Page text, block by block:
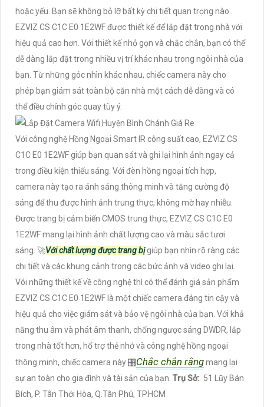
hoặc yếu. Bạn sẽ không bỏ lỡ bất kỳ chi tiết quan trọng nào.
EZVIZ CS C1C E0 1E2WF được thiết kế để lắp đặt trong nhà với
hiệu quả cao hơn. Với thiết kế nhỏ gọn và chắc chắn, bạn có thể
dễ dàng lắp đặt trong nhiều vị trí khác nhau trong ngôi nhà của
bạn. Từ những góc nhìn khác nhau, chiếc camera này cho
phép bạn giám sát toàn bộ căn nhà một cách dễ dàng và có
thể điều chỉnh góc quay tùy ý.
Với công nghệ Hồng Ngoại Smart IR công suất cao, EZVIZ CS
C1C E0 1E2WF giúp bạn quan sát và ghi lại hình ảnh ngay cả
trong điều kiện thiếu sáng. Với đèn hồng ngoại tích hợp,
camera này tạo ra ánh sáng thông minh và tăng cường độ
sáng để thu được hình ảnh trung thực, không mờ hay nhiễu.
Được trang bị cảm biến CMOS trung thực, EZVIZ CS C1C E0
1E2WF mang lại hình ảnh chất lượng cao và màu sắc tươi
sáng. 🚀Với chất lượng được trang bịgiúp bạn nhìn rõ ràng các
chi tiết và các khung cảnh trong các bức ảnh và video ghi lại.
Vói những thiết kế về công nghệ thì có thể đánh giá sản phẩm
EZVIZ CS C1C E0 1E2WF là một chiếc camera đáng tin cậy và
hiệu quả cho việc giám sát và bảo vệ ngôi nhà của bạn. Với khả
năng thu âm và phát âm thanh, chống ngược sáng DWDR, lắp
trong nhà tốt hơn, hổ trợ thẻ nhớ và công nghệ hồng ngoại
thông minh, chiếc camera này 🎛Chắc chắn rằngmang lại
sự an toàn cho gia đình và tài sản của bạn. Trụ Sở: 51 Lũy Bán
Bích, P. Tân Thới Hòa, Q.Tân Phú, TP.HCM